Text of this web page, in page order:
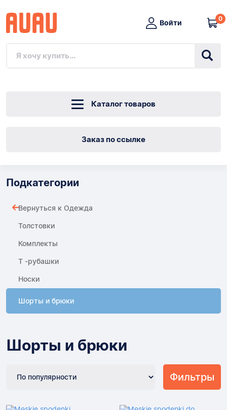
Войти
0
Каталог товаров
Заказ по ссылке
Подкатегории
Вернуться к Одежда
Толстовки
Комплекты
Т -рубашки
Носки
Шорты и брюки
Шорты и брюки
Фильтры